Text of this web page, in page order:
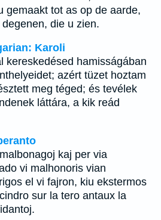
gemaakt tot as op de aarde,
die u zien.
Karoli
kereskedésed hamisságában
azért tüzet hoztam
meg téged; és tevélek
láttára, a kik reád
kaj per via
vi malhonoris vian
el vi fajron, kiu ekstermos
sur la tero antaux la